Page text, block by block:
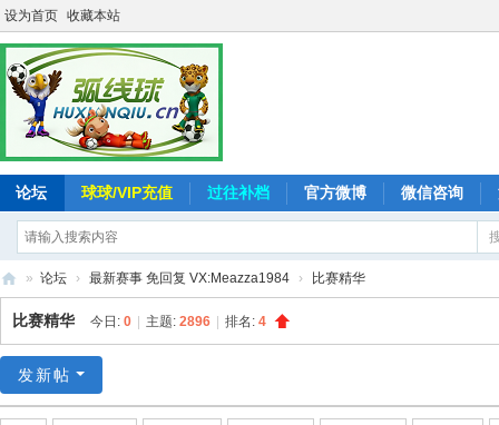
设为首页 收藏本站
论坛 球球/VIP充值 过往补档 官方微博 微信咨询
弧
线
-
» 论坛 › 最新赛事 免回复 VX:Meazza1984 › 比赛精华
比赛精华 今日: 0 主题: 2896 排名: 4
发新帖